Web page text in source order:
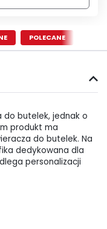
POLECANE
do butelek, jednak o
produkt ma
do butelek. Na
dedykowana dla
personalizacji